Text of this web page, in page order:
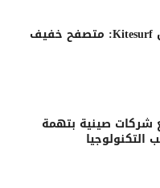
Cloudflare تطلق Kitesurf: متصفح خفيف
شركات صينية بتهمة